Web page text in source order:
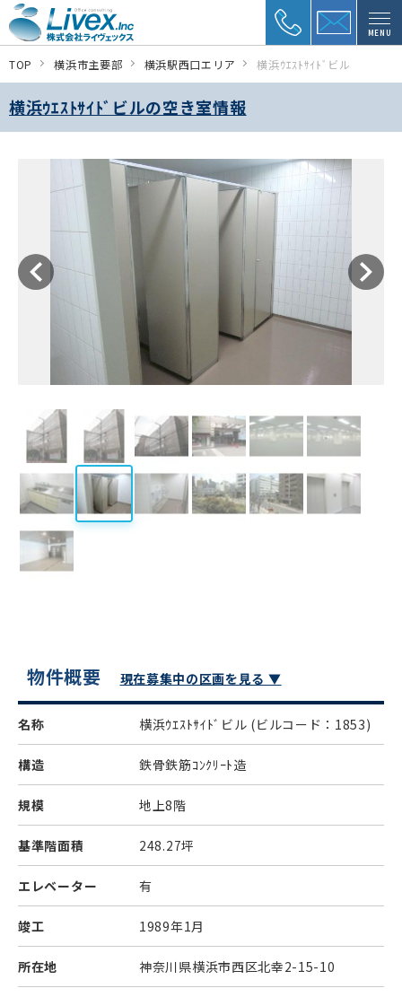
MENU
TOP 横浜市主要部 横浜駅西口エリア 横浜ｳｴｽﾄｻｲﾄﾞビル
横浜ｳｴｽﾄｻｲﾄﾞビルの空き室情報
物件概要 現在募集中の区画を見る ▼
名称 横浜ｳｴｽﾄｻｲﾄﾞビル (ビルコード：1853)
構造 鉄骨鉄筋ｺﾝｸﾘｰﾄ造
規模 地上8階
基準階面積 248.27坪
エレベーター 有
竣工 1989年1月
所在地 神奈川県横浜市西区北幸2-15-10